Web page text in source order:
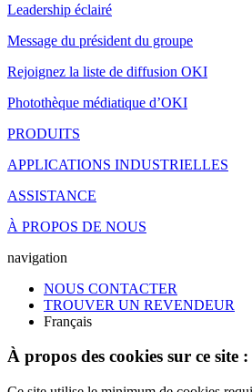
Leadership éclairé
Message du président du groupe
Rejoignez la liste de diffusion OKI
Photothèque médiatique d’OKI
PRODUITS
APPLICATIONS INDUSTRIELLES
ASSISTANCE
À PROPOS DE NOUS
navigation
NOUS CONTACTER
TROUVER UN REVENDEUR
Français
À propos des cookies sur ce site :